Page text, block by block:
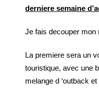
derniere semaine
Je fais decouper mon
La premiere sera un
touristique, avec une
melange d ‘outback